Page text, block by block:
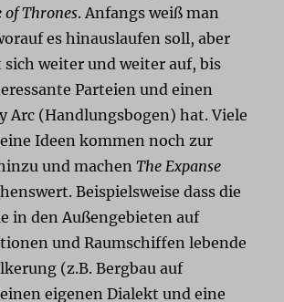
of Thrones. Anfangs weiß man
es hinauslaufen soll, aber
sich weiter und weiter auf, bis
Parteien und einen
Arc (Handlungsbogen) hat. Viele
Ideen kommen noch zur
und machenThe Expanse
Beispielsweise dass die
in den Außengebieten auf
und Raumschiffen lebende
(z.B. Bergbau auf
eigenen Dialekt und eine